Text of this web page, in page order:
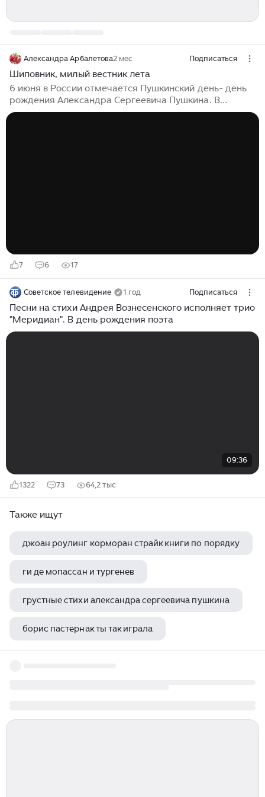
Александра Арбалетова2 мес Подписаться
Шиповник, милый вестник лета
6 июня в России отмечается Пушкинский день- день
рождения Александра Сергеевича Пушкина. В
прошлом году в этот день я вспоминала одно не
7 6 17
Советское телевидение 1 год Подписаться
Песни на стихи Андрея Вознесенского исполняет трио
"Меридиан". В день рождения поэта
09:36
1322 73 64,2 тыс
Также ищут
джоан роулинг корморан страйк книги по порядку
ги де мопассан и тургенев
грустные стихи александра сергеевича пушкина
борис пастернак ты так играла